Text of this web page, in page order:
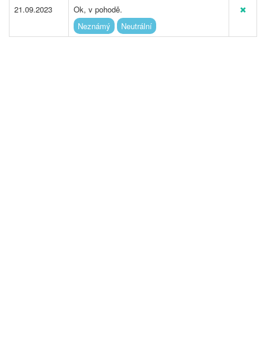
21.09.2023
Ok, v pohodě.
Neznámý
Neutrální